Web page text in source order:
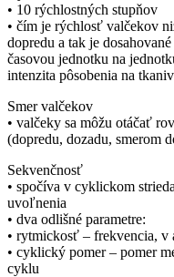
• 10 rýchlostných stupňov
• čím je rýchlosť valčekov
dopredu a tak je
časovou jednotku na
intenzita pôsobenia na
Smer valčekov
• valčeky sa môžu otáčať
(dopredu, dozadu, smerom
Sekvenčnosť
• spočíva v cyklickom
uvoľnenia
• dva odlišné parametre:
• rytmickosť – frekvencia, v
• cyklický pomer – pomer
cyklu